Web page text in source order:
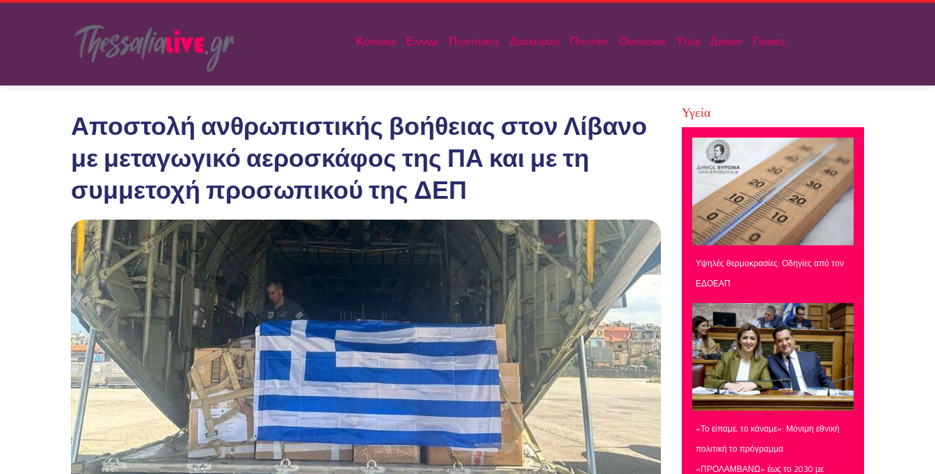
Κοινωνια Ελλαδα Πολιτισμος Διασκεδαση Πολιτικη Οικονομια Υγεια Διεθνη Γνωμες
Αποστολή ανθρωπιστικής βοήθειας στον Λίβανο
με μεταγωγικό αεροσκάφος της ΠΑ και με τη
συμμετοχή προσωπικού της ΔΕΠ
Υγεία
Υψηλές θερμοκρασίες: Οδηγίες από τον
ΕΔΟΕΑΠ
«Το είπαμε, το κάναμε»: Μόνιμη εθνική
πολιτική το πρόγραμμα
«ΠΡΟΛΑΜΒΑΝΩ» έως το 2030 με